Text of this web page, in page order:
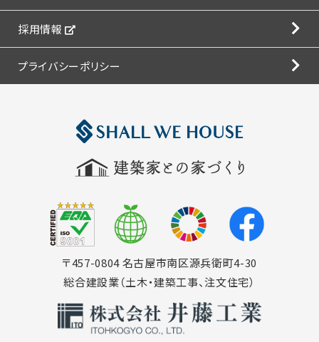
採用情報
プライバシーポリシー
〒457-0804 名古屋市南区源兵衛町4-30
総合建設業（土木・建築工事、注文住宅）